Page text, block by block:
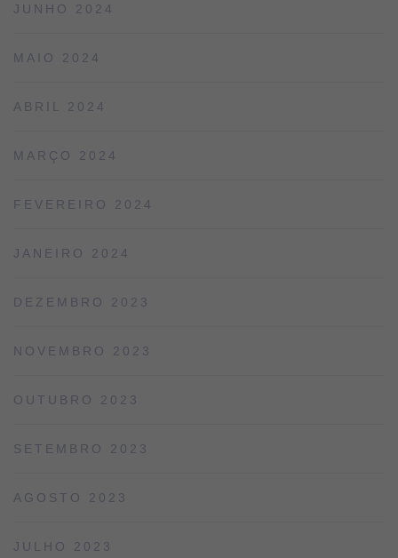
JUNHO 2024
MAIO 2024
ABRIL 2024
MARÇO 2024
FEVEREIRO 2024
JANEIRO 2024
DEZEMBRO 2023
NOVEMBRO 2023
OUTUBRO 2023
SETEMBRO 2023
AGOSTO 2023
JULHO 2023